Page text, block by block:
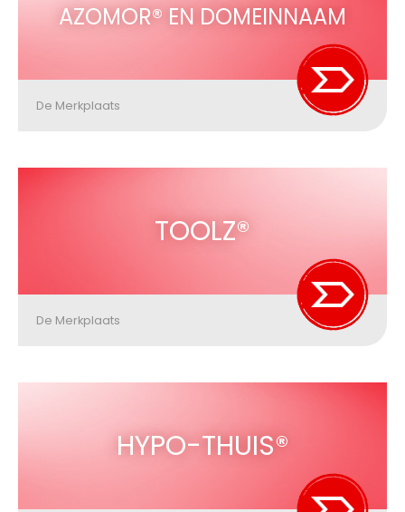
AZOMOR® EN DOMEINNAAM
De Merkplaats
TOOLZ®
De Merkplaats
HYPO-THUIS®